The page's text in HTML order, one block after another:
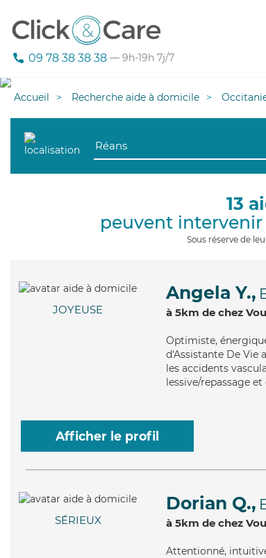
09 78 38 38 38 — 9h-19h 7j/7
Accueil Recherche aide à domicile
13
peuvent intervenir
Sous réserve de
JOYEUSE
Angela Y.,
à 5km de chez
Optimiste,
d'Assistante De Vie
les accidents
lessive/repassage
Afficher le profil
SÉRIEUX
Dorian Q.,
à 5km de chez
Attentionné,